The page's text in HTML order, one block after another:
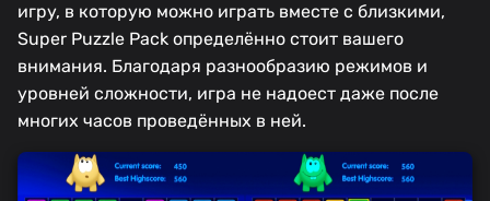
игру, в которую можно играть вместе с близкими,
Super Puzzle Pack определённо стоит вашего
внимания. Благодаря разнообразию режимов и
уровней сложности, игра не надоест даже после
многих часов проведённых в ней.